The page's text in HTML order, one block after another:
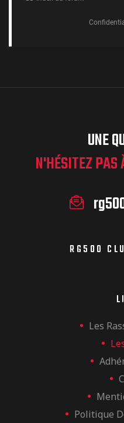
UNE
N'HÉSITEZ PAS
RG500
Les
Politique